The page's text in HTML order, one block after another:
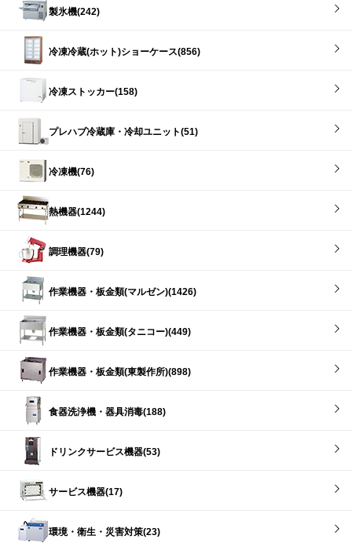
製氷機(242)
冷凍冷蔵(ホット)ショーケース(856)
冷凍ストッカー(158)
プレハブ冷蔵庫・冷却ユニット(51)
冷凍機(76)
熱機器(1244)
調理機器(79)
作業機器・板金類(マルゼン)(1426)
作業機器・板金類(タニコー)(449)
作業機器・板金類(東製作所)(898)
食器洗浄機・器具消毒(188)
ドリンクサービス機器(53)
サービス機器(17)
環境・衛生・災害対策(23)